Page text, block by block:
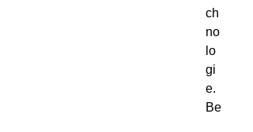
ch
no
lo
gi
e.
Be